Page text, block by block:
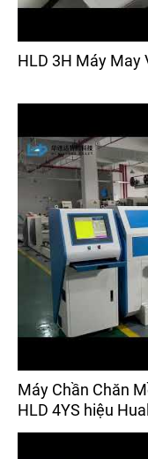
HLD 3H Máy May
Máy Chần Chăn
HLD 4YS hiệu